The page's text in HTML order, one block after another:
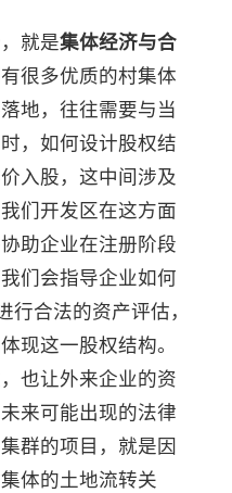
就是集体经济与合
很多优质的村集体
地，往往需要与当
，如何设计股权结
入股，这中间涉及
们开发区在这方面
助企业在注册阶段
们会指导企业如何
行合法的资产评估，
现这一股权结构。
也让外来企业的资
来可能出现的法律
群的项目，就是因
体的土地流转关